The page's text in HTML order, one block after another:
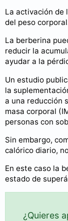
La activación de
del peso
La berberina
reducir la
ayudar a la
Un estudio
la
a una reducción
masa corporal
personas con
Sin embargo,
calórico diario,
En este caso la
estado de
¿Quieres